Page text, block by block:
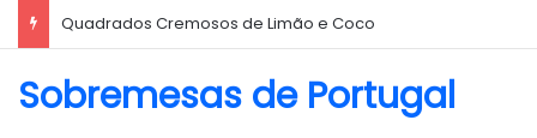
Biscoito Amanteigado
Sobremesas de Portugal